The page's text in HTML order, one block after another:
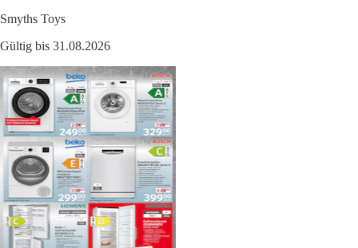
Smyths Toys
Gültig bis 31.08.2026